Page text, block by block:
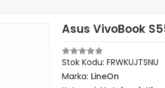
Asus VivoBook
Stok Kodu: FRWKUJTSNU
Marka: LineOn